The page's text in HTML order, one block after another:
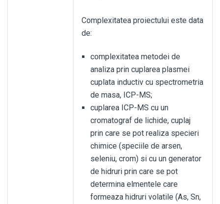
Complexitatea proiectului este data
de:
complexitatea metodei de
analiza prin cuplarea plasmei
cuplata inductiv cu spectrometria
de masa, ICP-MS;
cuplarea ICP-MS cu un
cromatograf de lichide, cuplaj
prin care se pot realiza specieri
chimice (speciile de arsen,
seleniu, crom) si cu un generator
de hidruri prin care se pot
determina elmentele care
formeaza hidruri volatile (As, Sn,